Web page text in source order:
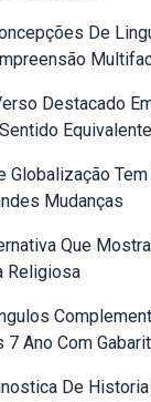
De
Destacado
Equivalente
Globalização
Mudanças
Que
Religiosa
7 Ano Com
De Historia